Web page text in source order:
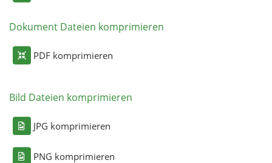
Dokument Dateien komprimieren
PDF komprimieren
Bild Dateien komprimieren
JPG komprimieren
PNG komprimieren